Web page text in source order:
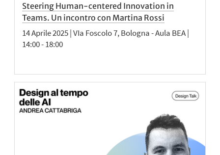
Steering Human-centered Innovation in
Teams. Un incontro con Martina Rossi
14 Aprile 2025 | VIa Foscolo 7, Bologna - Aula BEA |
14:00 - 18:00